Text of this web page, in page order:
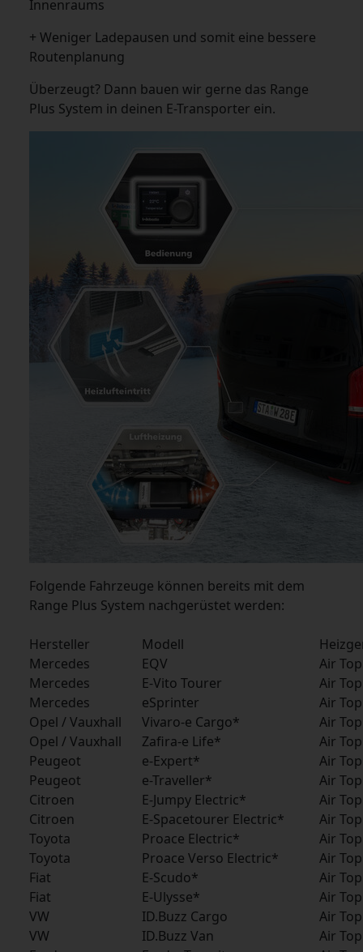
Innenraums
+ Weniger Ladepausen und somit eine bessere
Routenplanung
Überzeugt? Dann bauen wir gerne das Range
Plus System in deinen E-Transporter ein.
Folgende Fahrzeuge können bereits mit dem
Range Plus System nachgerüstet werden:
Hersteller Modell
Mercedes
EQV
Air
Mercedes
E-Vito Tourer
Air
Mercedes
eSprinter
Air
Opel / Vauxhall
Vivaro-e Cargo*
Air
Opel / Vauxhall
Zafira-e Life*
Air
Peugeot
e-Expert*
Air
Peugeot
e-Traveller*
Air
Citroen
E-Jumpy Electric*
Air
Citroen
E-Spacetourer Electric*
Air
Toyota
Proace Electric*
Air
Toyota
Proace Verso Electric*
Air
Fiat
E-Scudo*
Air
Fiat
E-Ulysse*
Air
VW
ID.Buzz Cargo
Air
VW
ID.Buzz Van
Air